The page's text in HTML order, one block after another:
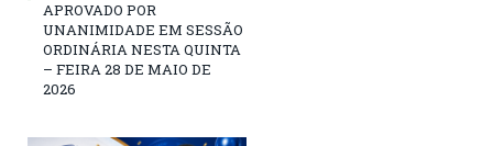
APROVADO POR
UNANIMIDADE EM SESSÃO
ORDINÁRIA NESTA QUINTA
– FEIRA 28 DE MAIO DE
2026